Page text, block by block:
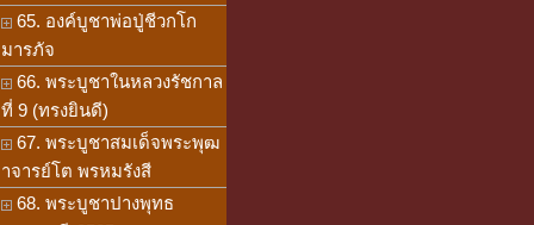
65. องค์บูชาพ่อปู่ชีวกโก
มารภัจ
66. พระบูชาในหลวงรัชกาล
ที่ 9 (ทรงยินดี)
67. พระบูชาสมเด็จพระพุฒ
าจารย์โต พรหมรังสี
68. พระบูชาปางพุทธ